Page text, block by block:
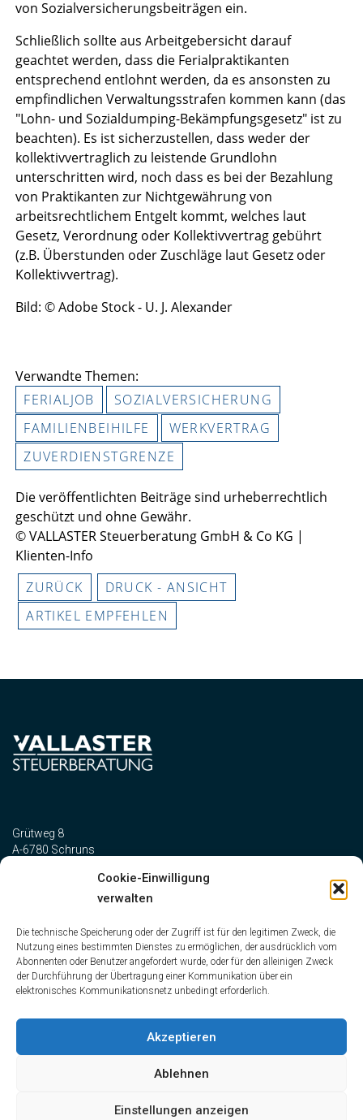
Cookie-Einwilligung
verwalten
Die technische Speicherung oder der Zugriff ist für den legitimen Zweck, die
Nutzung eines bestimmten Dienstes zu ermöglichen, der ausdrücklich vom
Abonnenten oder Benutzer angefordert wurde, oder für den alleinigen Zweck
der Durchführung der Übertragung einer Kommunikation über ein
elektronisches Kommunikationsnetz unbedingt erforderlich.
Akzeptieren
Ablehnen
Einstellungen anzeigen
von Sozialversicherungsbeiträgen ein.
Schließlich sollte aus Arbeitgebersicht darauf
geachtet werden, dass die Ferialpraktikanten
entsprechend entlohnt werden, da es ansonsten zu
empfindlichen Verwaltungsstrafen kommen kann (das
"Lohn- und Sozialdumping-Bekämpfungsgesetz" ist zu
beachten). Es ist sicherzustellen, dass weder der
kollektivvertraglich zu leistende Grundlohn
unterschritten wird, noch dass es bei der Bezahlung
von Praktikanten zur Nichtgewährung von
arbeitsrechtlichem Entgelt kommt, welches laut
Gesetz, Verordnung oder Kollektivvertrag gebührt
(z.B. Überstunden oder Zuschläge laut Gesetz oder
Kollektivvertrag).
Bild: © Adobe Stock - U. J. Alexander
Verwandte Themen:
FERIALJOB
SOZIALVERSICHERUNG
FAMILIENBEIHILFE
WERKVERTRAG
ZUVERDIENSTGRENZE
Die veröffentlichten Beiträge sind urheberrechtlich
geschützt und ohne Gewähr.
© VALLASTER Steuerberatung GmbH & Co KG |
Klienten-Info
ZURÜCK
DRUCK - ANSICHT
ARTIKEL EMPFEHLEN
Grütweg 8
A-6780 Schruns
Telefax: +43 5556 73327-10
office@vallaster-steuerberatung.at